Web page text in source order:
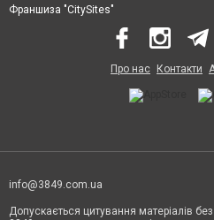
Франшиза "CitySites"
Про нас Контакти
info@3849.com.ua
Допускається цитування матеріалів